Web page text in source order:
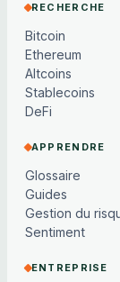
RECHERCHE
Bitcoin
Ethereum
Altcoins
Stablecoins
DeFi
APPRENDRE
Glossaire
Guides
Gestion du
Sentiment
ENTREPRISE